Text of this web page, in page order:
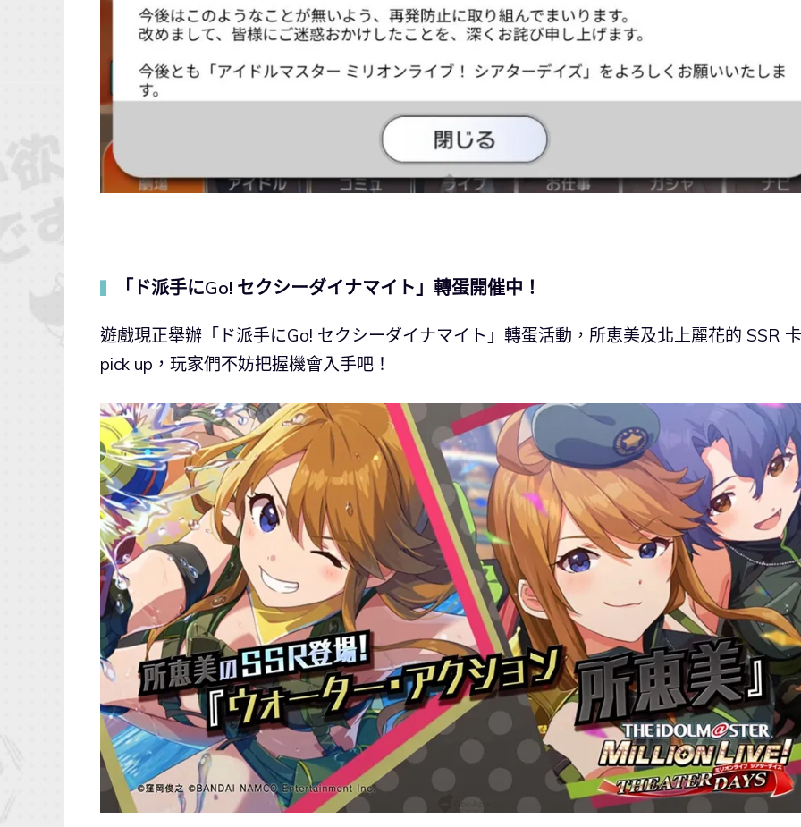
「ド派手にGo! セクシーダイナマイト」轉蛋開催中！
遊戲現正舉辦「ド派手にGo! セクシーダイナマイト」轉蛋活動，所恵美及北上麗花的 SSR
pick up，玩家們不妨把握機會入手吧！